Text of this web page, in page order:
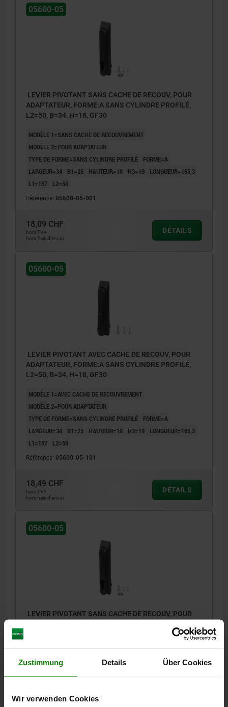
Zustimmung Details Über Cookies
Wir verwenden Cookies
2) Épaisseur de tôle max. 2,5 mm
3) Système de verrouillage à 1 point
en zinc 05601-10
8) Serrures à tige en zinc ou en plastique
pour tiges plates 05601-22
05600-05
LEVIER PIVOTANT SANS CACHE DE RECOUV, POUR
ADAPTATEUR, FORME:A SANS CYLINDRE PROFILÉ,
L2=50, B=34, H=18, GF30
MODÈLE 1=SANS CACHE DE RECOUVREMENT
MODÈLE 2=POUR ADAPTATEUR
TYPE DE FORME=SANS CYLINDRE PROFILÉ
FORME=A
LARGEUR=34
B1=25 HAUTEUR=18 H3=19
LONGUEUR=165,3
L1=157
L2=50
Référence: 05600-05-001
18,09 CHF
hors TVA
hors frais d’envoi
DÉTAILS
05600-05
LEVIER PIVOTANT AVEC CACHE DE RECOUV, POUR
ADAPTATEUR, FORME:A SANS CYLINDRE PROFILÉ,
L2=50, B=34, H=18, GF30
MODÈLE 1=AVEC CACHE DE RECOUVREMENT
MODÈLE 2=POUR ADAPTATEUR
TYPE DE FORME=SANS CYLINDRE PROFILÉ
FORME=A
LARGEUR=34
B1=25 HAUTEUR=18 H3=19
LONGUEUR=165,3
L1=157
L2=50
Référence: 05600-05-101
18,49 CHF
hors TVA
hors frais d’envoi
DÉTAILS
05600-05
LEVIER PIVOTANT SANS CACHE DE RECOUV, POUR
MODÈLE 2=POUR TIGES PLATES
TYPE DE FORME=SANS CYLINDRE PROFILÉ
L1=157 L2=50